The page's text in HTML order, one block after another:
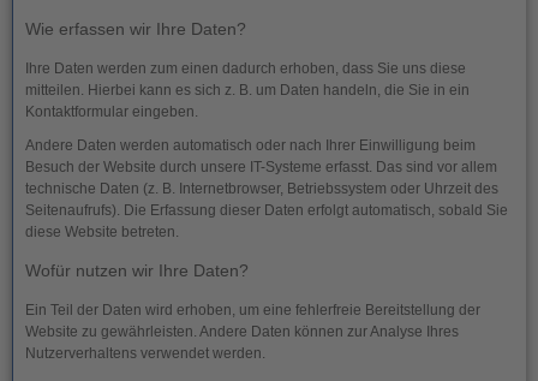
Wie erfassen wir Ihre Daten?
Ihre Daten werden zum einen dadurch erhoben, dass Sie uns diese
mitteilen. Hierbei kann es sich z. B. um Daten handeln, die Sie in ein
Kontaktformular eingeben.
Andere Daten werden automatisch oder nach Ihrer Einwilligung beim
Besuch der Website durch unsere IT-Systeme erfasst. Das sind vor allem
technische Daten (z. B. Internetbrowser, Betriebssystem oder Uhrzeit des
Seitenaufrufs). Die Erfassung dieser Daten erfolgt automatisch, sobald Sie
diese Website betreten.
Wofür nutzen wir Ihre Daten?
Ein Teil der Daten wird erhoben, um eine fehlerfreie Bereitstellung der
Website zu gewährleisten. Andere Daten können zur Analyse Ihres
Nutzerverhaltens verwendet werden.